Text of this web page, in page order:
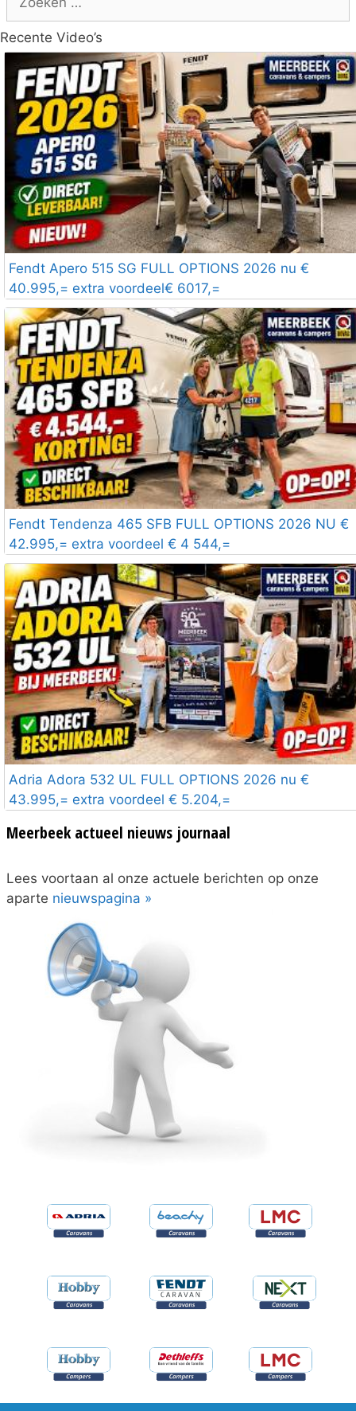
naar:
Recente Video’s
Fendt Apero 515 SG FULL OPTIONS 2026 nu €
40.995,= extra voordeel€ 6017,=
Fendt Tendenza 465 SFB FULL OPTIONS 2026 NU €
42.995,= extra voordeel € 4 544,=
Adria Adora 532 UL FULL OPTIONS 2026 nu €
43.995,= extra voordeel € 5.204,=
Meerbeek actueel nieuws journaal
Lees voortaan al onze actuele berichten op onze
aparte nieuwspagina »